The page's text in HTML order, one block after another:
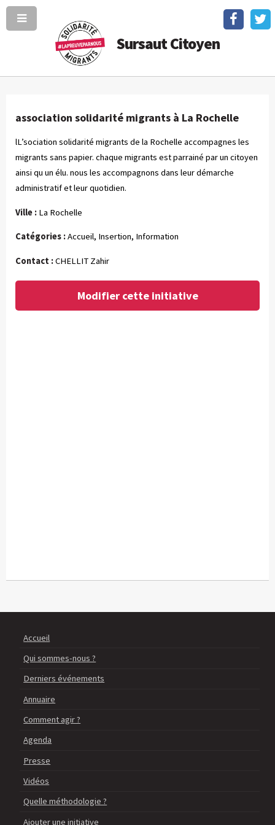
Sursaut Citoyen
association solidarité migrants à La Rochelle
lL’sociation solidarité migrants de la Rochelle accompagnes les
migrants sans papier. chaque migrants est parrainé par un citoyen
ainsi qu un élu. nous les accompagnons dans leur démarche
administratif et leur quotidien.
Ville : La Rochelle
Catégories :Accueil, Insertion, Information
Contact :CHELLIT Zahir
Modifier cette initiative
Accueil
Qui sommes-nous ?
Derniers événements
Annuaire
Comment agir ?
Agenda
Presse
Vidéos
Quelle méthodologie ?
Ajouter une initiative